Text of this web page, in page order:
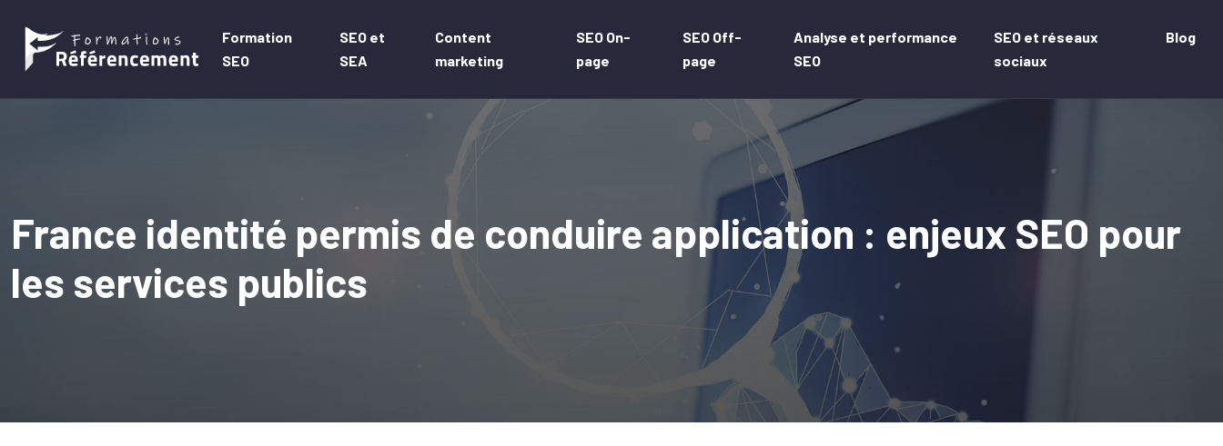
Formation
SEO
SEO et
SEA
Content
marketing
SEO On-
page
SEO Off-
page
Analyse et performance
SEO
SEO et réseaux
sociaux
Blog
France identité permis de conduire application : enjeux SEO pour
les services publics